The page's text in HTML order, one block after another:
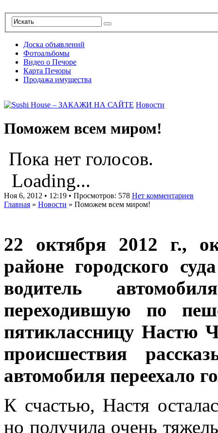
Доска объявлений
Фотоальбомы
Видео о Печоре
Карта Печоры
Продажа имущества
Новости
Поможем всем миром!
Пока нет голосов.
Loading...
Ноя 6, 2012 • 12:19 • Просмотров: 578 Нет комментариев
Главная » Новости » Поможем всем миром!
22 октября 2012 г.,
районе городского
водитель
переходившую по
пятиклассницу Настю
происшествия
автомобиля переехало
К счастью, Настя
но получила очень